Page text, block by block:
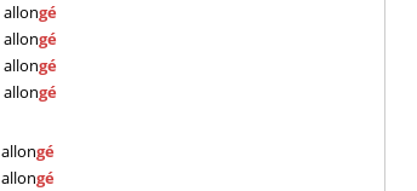
allongé
allongé
allongé
allongé
allongé
allongé